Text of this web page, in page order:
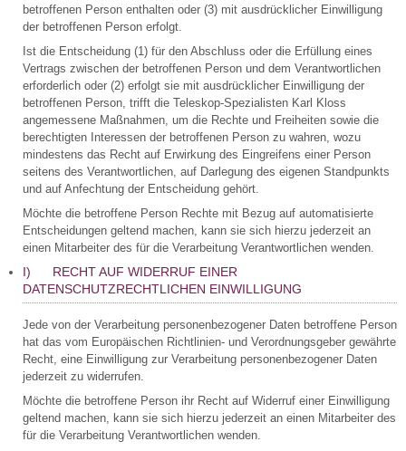
betroffenen Person enthalten oder (3) mit ausdrücklicher Einwilligung
der betroffenen Person erfolgt.
Ist die Entscheidung (1) für den Abschluss oder die Erfüllung eines
Vertrags zwischen der betroffenen Person und dem Verantwortlichen
erforderlich oder (2) erfolgt sie mit ausdrücklicher Einwilligung der
betroffenen Person, trifft die Teleskop-Spezialisten Karl Kloss
angemessene Maßnahmen, um die Rechte und Freiheiten sowie die
berechtigten Interessen der betroffenen Person zu wahren, wozu
mindestens das Recht auf Erwirkung des Eingreifens einer Person
seitens des Verantwortlichen, auf Darlegung des eigenen Standpunkts
und auf Anfechtung der Entscheidung gehört.
Möchte die betroffene Person Rechte mit Bezug auf automatisierte
Entscheidungen geltend machen, kann sie sich hierzu jederzeit an
einen Mitarbeiter des für die Verarbeitung Verantwortlichen wenden.
I) RECHT AUF WIDERRUF EINER
DATENSCHUTZRECHTLICHEN EINWILLIGUNG
Jede von der Verarbeitung personenbezogener Daten betroffene Person
hat das vom Europäischen Richtlinien- und Verordnungsgeber gewährte
Recht, eine Einwilligung zur Verarbeitung personenbezogener Daten
jederzeit zu widerrufen.
Möchte die betroffene Person ihr Recht auf Widerruf einer Einwilligung
geltend machen, kann sie sich hierzu jederzeit an einen Mitarbeiter des
für die Verarbeitung Verantwortlichen wenden.